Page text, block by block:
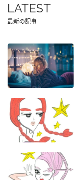
LATEST
最新の記事